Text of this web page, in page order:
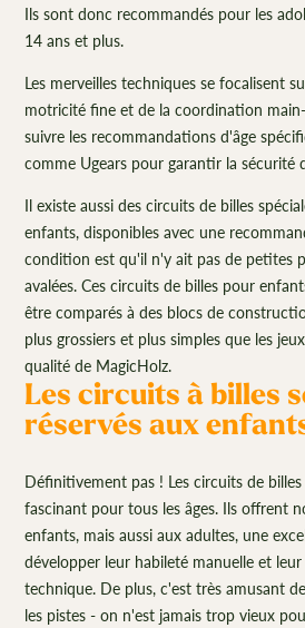
Ils sont donc recommandés pour les
14 ans et plus.
Les merveilles techniques se focalisent
motricité fine et de la coordination
suivre les recommandations d'âge
comme Ugears pour garantir la sécurité
Il existe aussi des circuits de billes
enfants, disponibles avec une
condition est qu'il n'y ait pas de petites
avalées. Ces circuits de billes pour
être comparés à des blocs de
plus grossiers et plus simples que les
qualité de MagicHolz.
Les circuits à billes
réservés aux
Définitivement pas ! Les circuits de
fascinant pour tous les âges. Ils offrent
enfants, mais aussi aux adultes, une
développer leur habileté manuelle et
technique. De plus, c'est très amusant
les pistes - on n'est jamais trop vieux